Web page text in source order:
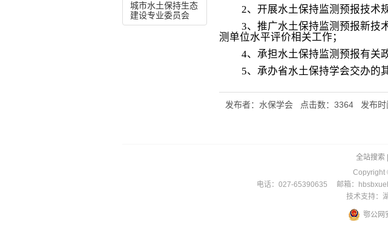
城市水土保持生态
建设专业委员会
2、开展水土保持监测预报技术
3、推广水土保持监测预报新技
测单位水平评价相关工作；
4、承担水土保持监测预报有关
5、承办省水土保持学会交办的
发布者：水保学会 点击数：3364 发布
全站搜索
Copyright
电话：027-65390635 邮箱：
技术支持：
鄂公网